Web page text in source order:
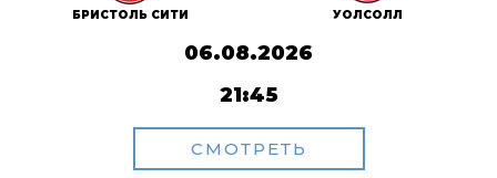
БРИСТОЛЬ СИТИ УОЛСОЛЛ
06.08.2026
21:45
СМОТРЕТЬ